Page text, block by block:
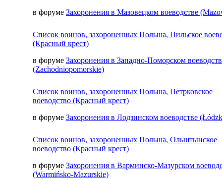
в форуме Захоронения в Мазовецком воеводстве
Список воинов, захороненных Польша, Пильское
(Красный крест)
в форуме Захоронения в Западно-Поморском
(Zachodniopomorskie)
Список воинов, захороненных Польша, Петрковское
воеводство (Красный крест)
в форуме Захоронения в Лодзинском воеводстве
Список воинов, захороненных Польша, Ольштынское
воеводство (Красный крест)
в форуме Захоронения в Варминско-Мазурском
(Warmińsko-Mazurskie)